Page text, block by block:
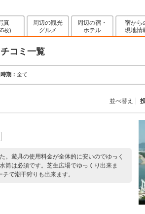
真
枚)
周辺の観光
グルメ
周辺の宿・
ホテル
宿から
現地情
コミ一覧
期： 全て
並べ替え
。遊具の使用料金が全体的に安いのでゆっく
筒は必須です。芝生広場でゆっくり出来ま
で潮干狩りも出来ます。